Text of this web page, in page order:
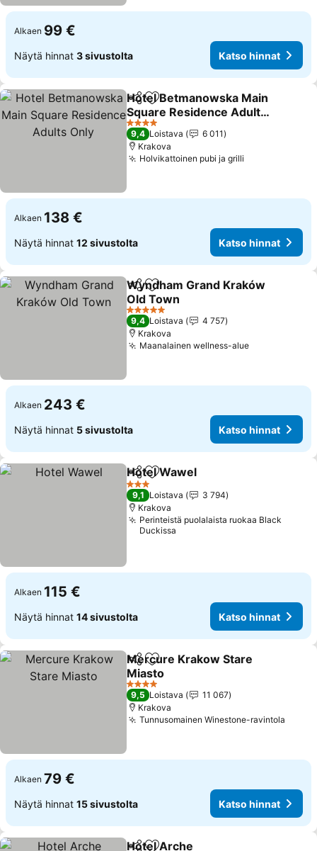
Alkaen 99 €
Näytä hinnat 3 sivustolta Katso hinnat
Jaa Lisää suosikkeihin
Hotel Betmanowska Main
Square Residence Adults
Only
Katso hinnat
4 Tähtiluokitus
9,4 Loistava
6 011
Krakova
Holvikattoinen pubi ja grilli
Alkaen 138 €
Näytä hinnat 12 sivustolta Katso hinnat
Jaa Lisää suosikkeihin
Wyndham Grand Kraków
Old Town
Katso hinnat
5 Tähtiluokitus
9,4 Loistava
4 757
Krakova
Maanalainen wellness-alueKatso hinnat
Alkaen 243 €
Näytä hinnat 5 sivustolta Katso hinnat
Jaa Lisää suosikkeihin
Hotel Wawel
3 Tähtiluokitus
9,1 Loistava
3 794
Krakova
Perinteistä puolalaista ruokaa Black
Duckissa
Alkaen 115 €
Näytä hinnat 14 sivustolta Katso hinnat
Jaa Lisää suosikkeihin
Mercure Krakow Stare
Miasto
Katso hinnat
4 Tähtiluokitus
9,5 Loistava
11 067
Krakova
Tunnusomainen Winestone-ravintola
Alkaen 79 €
Näytä hinnat 15 sivustolta Katso hinnat
Hotel Arche